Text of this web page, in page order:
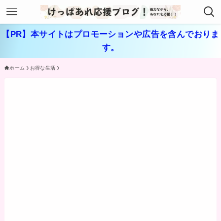
【PR】本サイトはプロモーションや広告を含んでおりま
す。
ホーム お得な生活